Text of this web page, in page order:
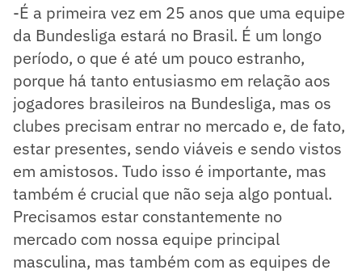
-É a primeira vez em 25 anos que uma equipe
da Bundesliga estará no Brasil. É um longo
período, o que é até um pouco estranho,
porque há tanto entusiasmo em relação aos
jogadores brasileiros na Bundesliga, mas os
clubes precisam entrar no mercado e, de fato,
estar presentes, sendo viáveis e sendo vistos
em amistosos. Tudo isso é importante, mas
também é crucial que não seja algo pontual.
Precisamos estar constantemente no
mercado com nossa equipe principal
masculina, mas também com as equipes de